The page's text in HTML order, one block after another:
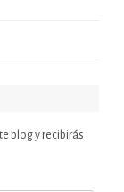
blog y recibirás